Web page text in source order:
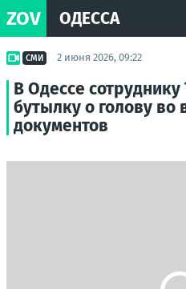
ZOV ОДЕССА
СМИ 2 июня 2026, 09:22
В Одессе
бутылку о голову
документов